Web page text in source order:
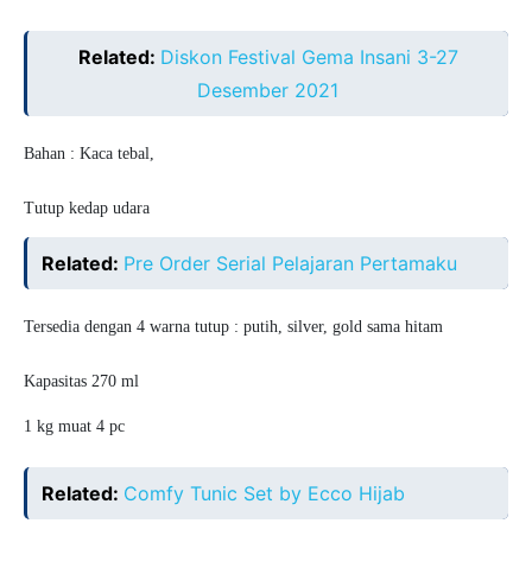
Related: Diskon Festival Gema Insani 3-27
Desember 2021
Bahan : Kaca tebal,
Tutup kedap udara
Related: Pre Order Serial Pelajaran Pertamaku
Tersedia dengan 4 warna tutup : putih, silver, gold sama hitam
Kapasitas 270 ml
1 kg muat 4 pc
Related: Comfy Tunic Set by Ecco Hijab